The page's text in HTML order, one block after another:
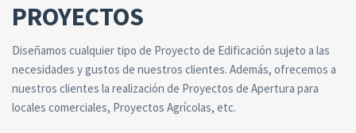
PROYECTOS
Diseñamos cualquier tipo de Proyecto de Edificación sujeto a las
necesidades y gustos de nuestros clientes. Además, ofrecemos a
nuestros clientes la realización de Proyectos de Apertura para
locales comerciales, Proyectos Agrícolas, etc.